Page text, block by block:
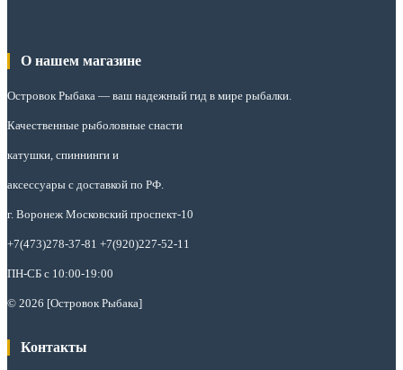
О нашем магазине
Островок Рыбака — ваш надежный гид в мире рыбалки.
Качественные рыболовные снасти
катушки, спиннинги и
аксессуары с доставкой по РФ.
г. Воронеж Московский проспект-10
+7(473)278-37-81 +7(920)227-52-11
ПН-СБ с 10:00-19:00
© 2026 [Островок Рыбака]
Контакты